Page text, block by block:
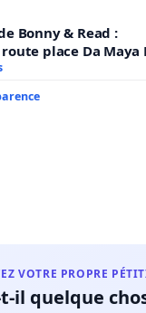
Bonny & Read :
place Da Maya
VOTRE PROPRE
t-il quelque